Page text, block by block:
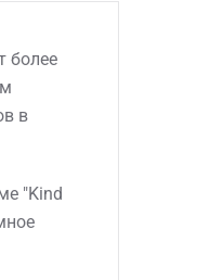
более
в
"Kind